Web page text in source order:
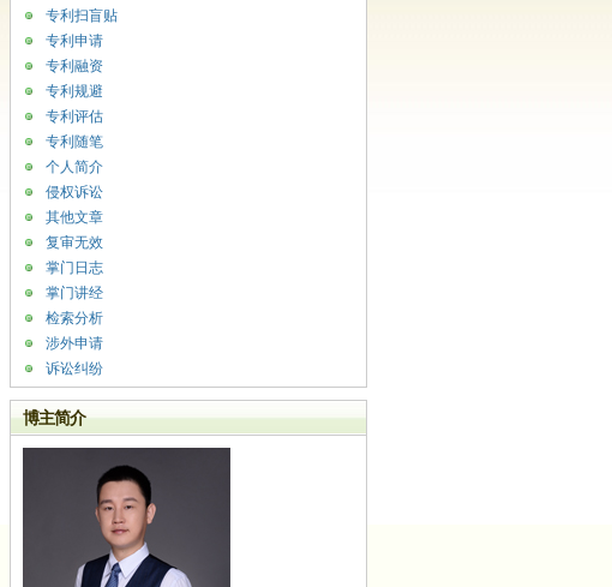
专利扫盲贴
专利申请
专利融资
专利规避
专利评估
专利随笔
个人简介
侵权诉讼
其他文章
复审无效
掌门日志
掌门讲经
检索分析
涉外申请
诉讼纠纷
博主简介